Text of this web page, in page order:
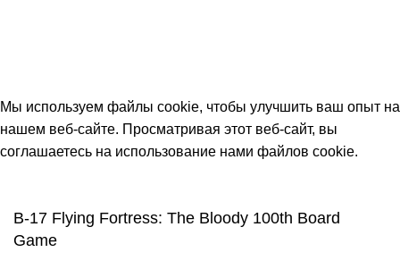
Мы используем файлы cookie, чтобы улучшить ваш опыт на
нашем веб-сайте. Просматривая этот веб-сайт, вы
соглашаетесь на использование нами файлов cookie.
B-17 Flying Fortress: The Bloody 100th Board
Game